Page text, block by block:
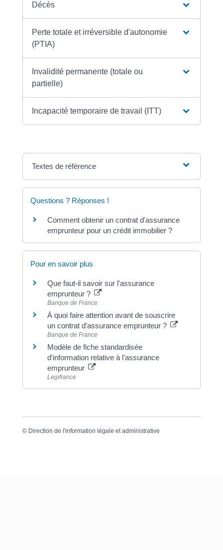
Décès
Perte totale et irréversible d'autonomie
(PTIA)
Invalidité permanente (totale ou
partielle)
Incapacité temporaire de travail (ITT)
Textes de référence
Questions ? Réponses !
Comment obtenir un contrat d'assurance
emprunteur pour un crédit immobilier ?
Pour en savoir plus
Que faut-il savoir sur l'assurance
emprunteur ?
Banque de France
À quoi faire attention avant de souscrire
un contrat d'assurance emprunteur ?
Banque de France
Modèle de fiche standardisée
d'information relative à l'assurance
emprunteur
Legifrance
© Direction de l'information légale et administrative